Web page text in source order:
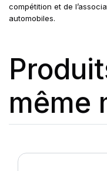
compétition et de
automobiles.
même